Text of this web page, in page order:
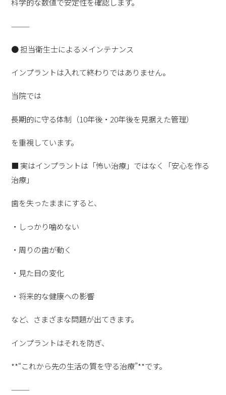
科学的な数値で安定性を確認します。
⸻
● 担当衛生士によるメインテナンス
インプラントは入れて終わりではありません。
当院では
長期的に守る体制（10年後・20年後を見据えた管理）
を重視しています。
■ 実はインプラントは「怖い治療」ではなく「安心を作る
治療」
歯を失ったままにすると、
・しっかり噛めない
・周りの歯が動く
・見た目の変化
・将来的な健康への影響
など、さまざまな問題が出てきます。
インプラントはそれを防ぎ、
**“これから先の生活の質を守る治療”**です。
⸻